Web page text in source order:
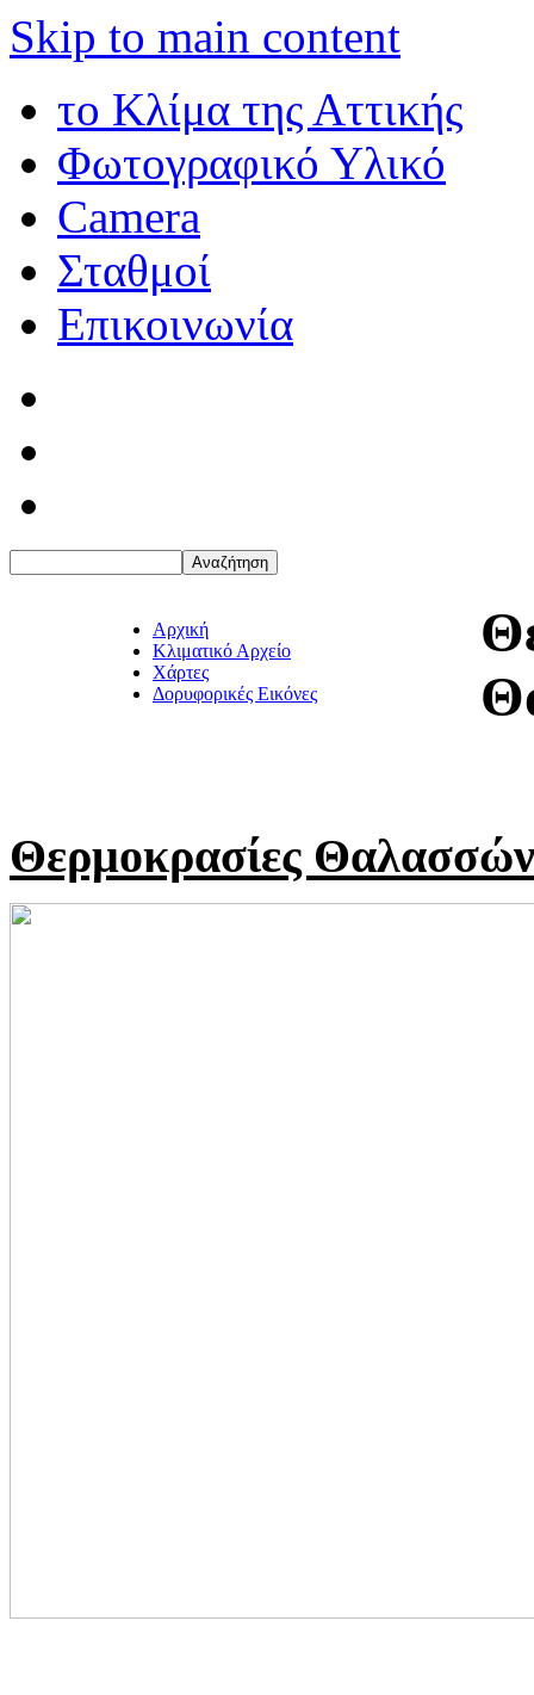
Skip to main content
το Κλίμα της Αττικής
Φωτογραφικό Υλικό
Camera
Σταθμοί
Επικοινωνία
Αρχική
Κλιματικό Αρχείο
Χάρτες
Δορυφορικές Εικόνες
Θερμοκρασίες